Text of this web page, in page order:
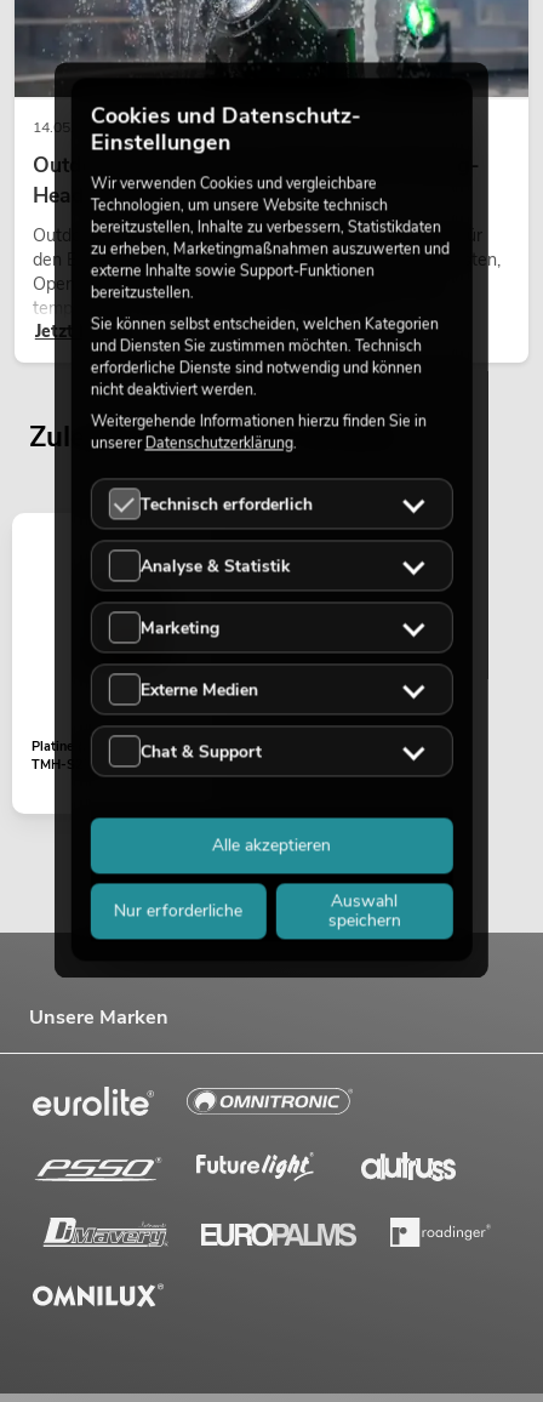
14.05.2026
Outdoor Moving-Heads: Wetterfeste Moving-
Heads bei Events
Outdoor Moving-Heads sind bewegliche Scheinwerfer für
den Einsatz im Freien. Sie werden bei Festivals, Stadtfesten,
Open-Air-Konzerten, Architekturinszenierungen und
temporären Außeninstallationen eingesetzt.
Jetzt lesen
Zuletzt angesehene Artikel
Platine (LED-Treiber) IP
TMH-S250
Unsere Marken
Cookies und Datenschutz-
Einstellungen
Wir verwenden Cookies und vergleichbare
Technologien, um unsere Website technisch
bereitzustellen, Inhalte zu verbessern, Statistikdaten
zu erheben, Marketingmaßnahmen auszuwerten und
externe Inhalte sowie Support-Funktionen
bereitzustellen.
Sie können selbst entscheiden, welchen Kategorien
und Diensten Sie zustimmen möchten. Technisch
erforderliche Dienste sind notwendig und können
nicht deaktiviert werden.
Weitergehende Informationen hierzu finden Sie in
unsererDatenschutzerklärung.
Technisch erforderlich
Analyse & Statistik
Marketing
Externe Medien
Chat & Support
Nur erforderliche
Auswahl
speichern
Alle akzeptieren